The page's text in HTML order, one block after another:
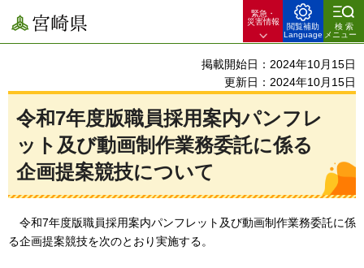
宮崎県
緊急・
災害情報
閲覧補助
Language
検索
メニュー
掲載開始日：2024年10月15日
更新日：2024年10月15日
令和7年度版職員採用案内パンフレ
ット及び動画制作業務委託に係る
企画提案競技について
令和7年度版職員採用案内パンフレット及び動画制作業務委託に係
る企画提案競技を次のとおり実施する。